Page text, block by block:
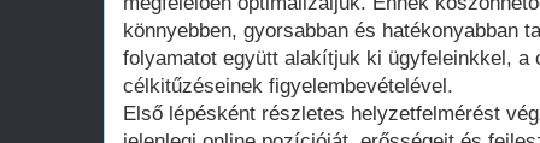
könnyebben, gyorsabban és hatékonyabban
folyamatot együtt alakítjuk ki ügyfeleinkkel, a
célkitűzéseinek figyelembevételével.
Első lépésként részletes helyzetfelmérést